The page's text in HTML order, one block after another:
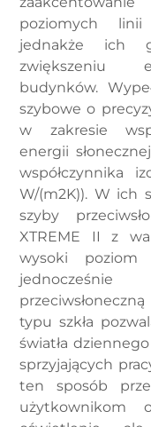
poziomych
jednakże ich
zwiększeniu
budynków.
szybowe o
w zakresie
energii
współczynnika
W/(m2K)). W ich
szyby
XTREME II z
wysoki poziom
typu szkła
światła
sprzyjających
ten sposób
użytkownikom